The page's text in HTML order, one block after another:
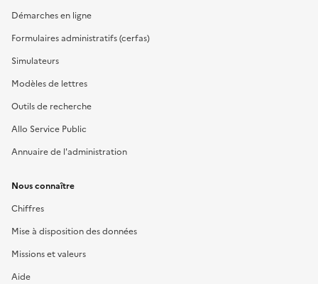
Démarches en ligne
Formulaires administratifs (cerfas)
Simulateurs
Modèles de lettres
Outils de recherche
Allo Service Public
Annuaire de l'administration
Nous connaître
Chiffres
Mise à disposition des données
Missions et valeurs
Aide